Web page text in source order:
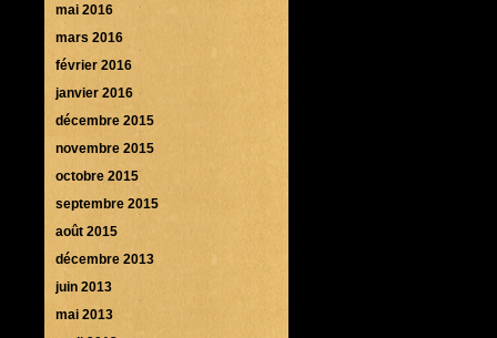
mai 2016
mars 2016
février 2016
janvier 2016
décembre 2015
novembre 2015
octobre 2015
septembre 2015
août 2015
décembre 2013
juin 2013
mai 2013